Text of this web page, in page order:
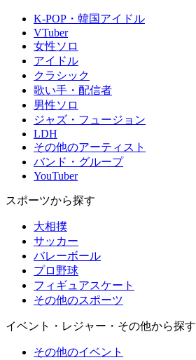
K-POP・韓国アイドル
VTuber
女性ソロ
アイドル
クラシック
歌い手・配信者
男性ソロ
ジャズ・フュージョン
LDH
その他のアーティスト
バンド・グループ
YouTuber
スポーツから探す
大相撲
サッカー
バレーボール
プロ野球
フィギュアスケート
その他のスポーツ
イベント・レジャー・その他から探す
その他のイベント